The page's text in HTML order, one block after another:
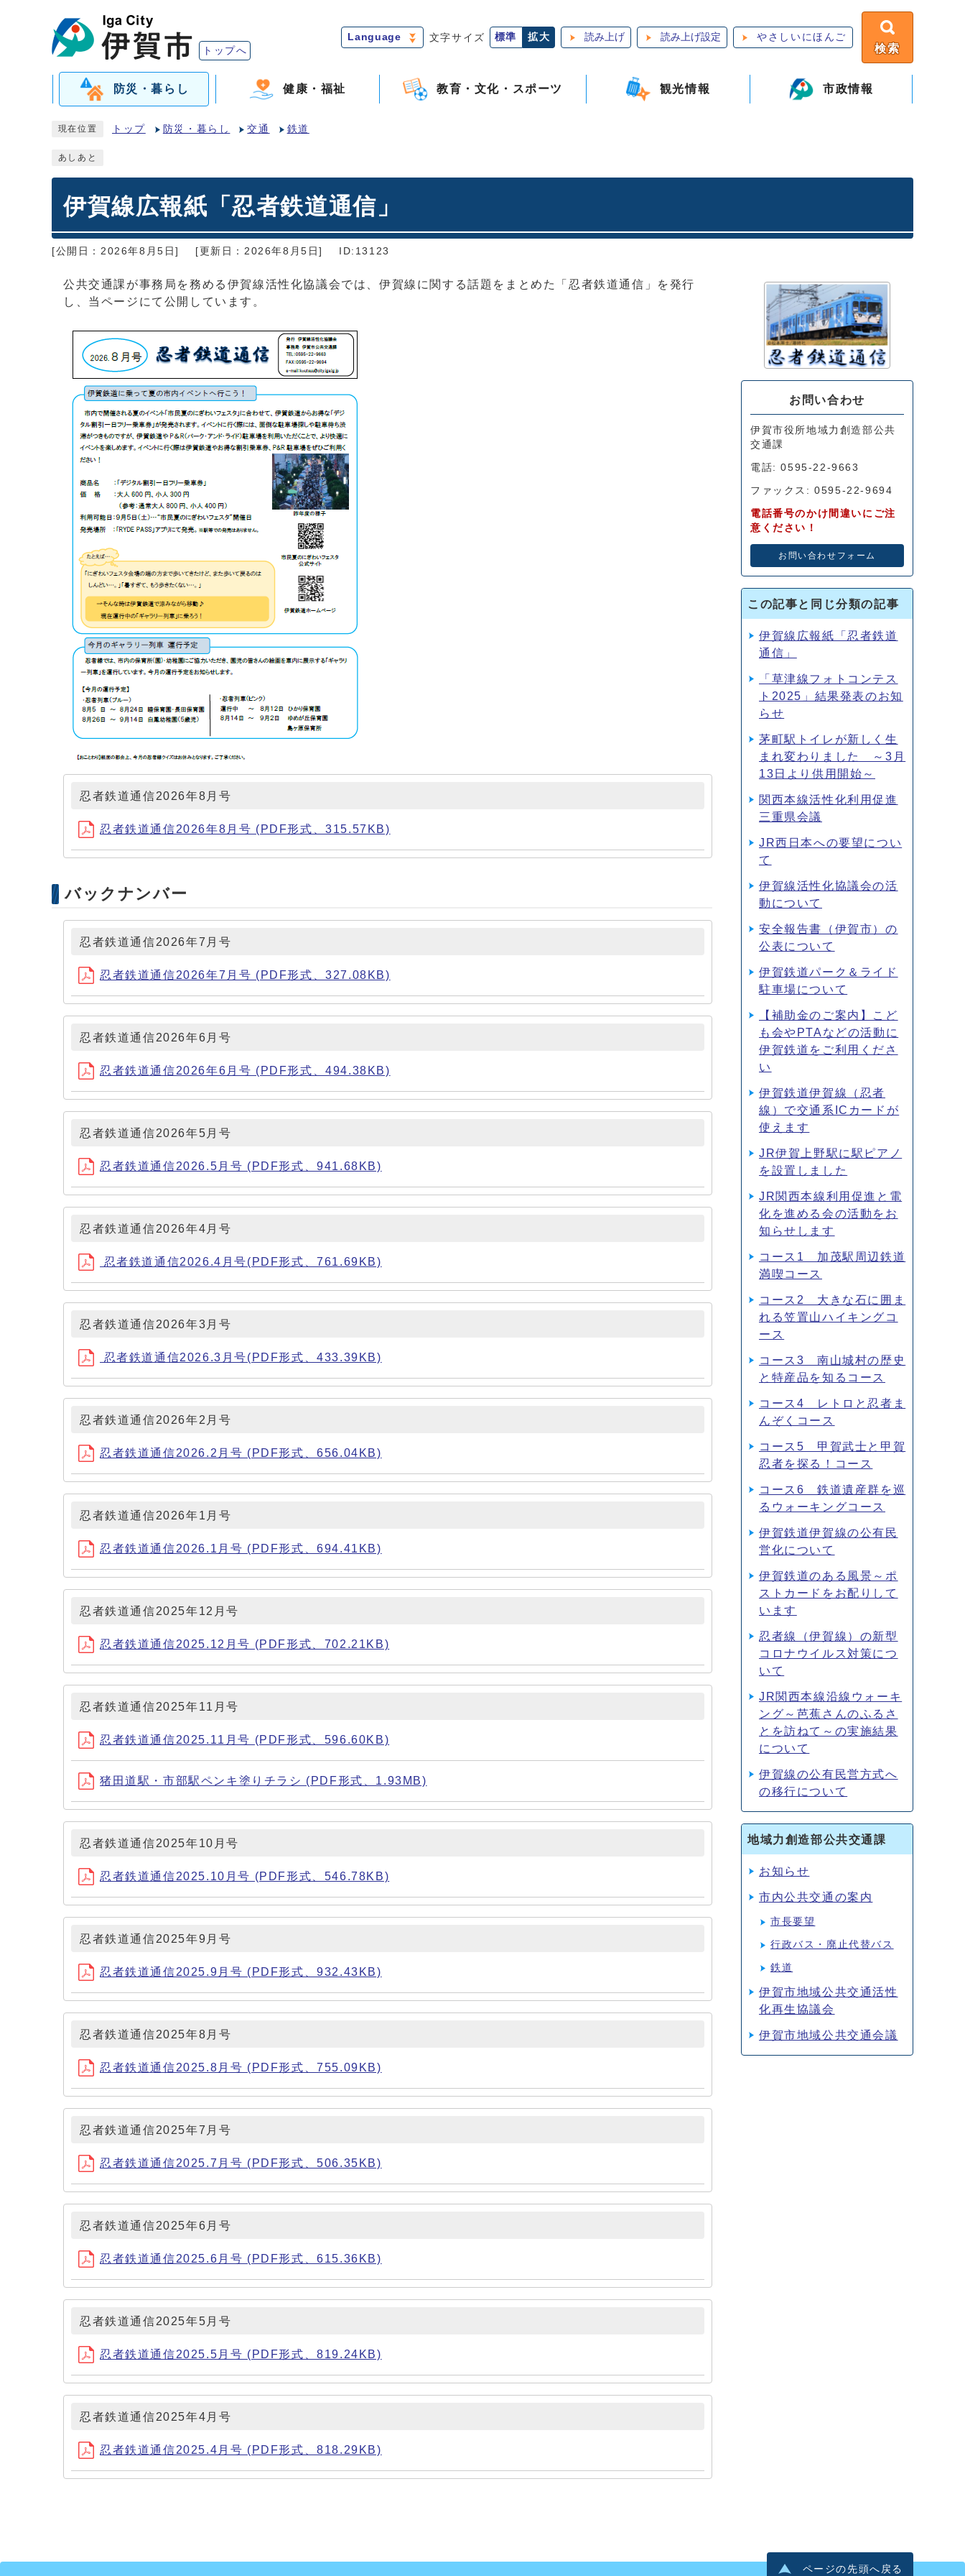
トップへ
Language 文字サイズ 標準 拡大 読み上げ 読み上げ設定 やさしいにほんご
検索
防災・暮らし 健康・福祉 教育・文化・スポーツ 観光情報 市政情報
現在位置 トップ 防災・暮らし 交通 鉄道
あしあと
伊賀線広報紙「忍者鉄道通信」
[公開日：2026年8月5日] [更新日：2026年8月5日] ID:13123
公共交通課が事務局を務める伊賀線活性化協議会では、伊賀線に関する話題をまとめた「忍者鉄道通信」を発行
し、当ページにて公開しています。
忍者鉄道通信2026年8月号
忍者鉄道通信2026年8月号 (PDF形式、315.57KB)
バックナンバー
忍者鉄道通信2026年7月号
忍者鉄道通信2026年7月号 (PDF形式、327.08KB)
忍者鉄道通信2026年6月号
忍者鉄道通信2026年6月号 (PDF形式、494.38KB)
忍者鉄道通信2026年5月号
忍者鉄道通信2026.5月号 (PDF形式、941.68KB)
忍者鉄道通信2026年4月号
忍者鉄道通信2026.4月号(PDF形式、761.69KB)
忍者鉄道通信2026年3月号
忍者鉄道通信2026.3月号(PDF形式、433.39KB)
忍者鉄道通信2026年2月号
忍者鉄道通信2026.2月号 (PDF形式、656.04KB)
忍者鉄道通信2026年1月号
忍者鉄道通信2026.1月号 (PDF形式、694.41KB)
忍者鉄道通信2025年12月号
忍者鉄道通信2025.12月号 (PDF形式、702.21KB)
忍者鉄道通信2025年11月号
忍者鉄道通信2025.11月号 (PDF形式、596.60KB)
猪田道駅・市部駅ペンキ塗りチラシ (PDF形式、1.93MB)
忍者鉄道通信2025年10月号
忍者鉄道通信2025.10月号 (PDF形式、546.78KB)
忍者鉄道通信2025年9月号
忍者鉄道通信2025.9月号 (PDF形式、932.43KB)
忍者鉄道通信2025年8月号
忍者鉄道通信2025.8月号 (PDF形式、755.09KB)
忍者鉄道通信2025年7月号
忍者鉄道通信2025.7月号 (PDF形式、506.35KB)
忍者鉄道通信2025年6月号
忍者鉄道通信2025.6月号 (PDF形式、615.36KB)
忍者鉄道通信2025年5月号
忍者鉄道通信2025.5月号 (PDF形式、819.24KB)
忍者鉄道通信2025年4月号
忍者鉄道通信2025.4月号 (PDF形式、818.29KB)
お問い合わせ
伊賀市役所地域力創造部公共
交通課
電話: 0595-22-9663
ファックス: 0595-22-9694
電話番号のかけ間違いにご注
意ください！
お問い合わせフォーム
この記事と同じ分類の記事
伊賀線広報紙「忍者鉄道
通信」
「草津線フォトコンテス
ト2025」結果発表のお知
らせ
茅町駅トイレが新しく生
まれ変わりました ～3月
13日より供用開始～
関西本線活性化利用促進
三重県会議
JR西日本への要望につい
て
伊賀線活性化協議会の活
動について
安全報告書（伊賀市）の
公表について
伊賀鉄道パーク＆ライド
駐車場について
【補助金のご案内】こど
も会やPTAなどの活動に
伊賀鉄道をご利用くださ
い
伊賀鉄道伊賀線（忍者
線）で交通系ICカードが
使えます
JR伊賀上野駅に駅ピアノ
を設置しました
JR関西本線利用促進と電
化を進める会の活動をお
知らせします
コース1 加茂駅周辺鉄道
満喫コース
コース2 大きな石に囲ま
れる笠置山ハイキングコ
ース
コース3 南山城村の歴史
と特産品を知るコース
コース4 レトロと忍者ま
んぞくコース
コース5 甲賀武士と甲賀
忍者を探る！コース
コース6 鉄道遺産群を巡
るウォーキングコース
伊賀鉄道伊賀線の公有民
営化について
伊賀鉄道のある風景～ポ
ストカードをお配りして
います
忍者線（伊賀線）の新型
コロナウイルス対策につ
いて
JR関西本線沿線ウォーキ
ング～芭蕉さんのふるさ
とを訪ねて～の実施結果
について
伊賀線の公有民営方式へ
の移行について
地域力創造部公共交通課
お知らせ
市内公共交通の案内
市長要望
行政バス・廃止代替バス
鉄道
伊賀市地域公共交通活性
化再生協議会
伊賀市地域公共交通会議
ページの先頭へ戻る